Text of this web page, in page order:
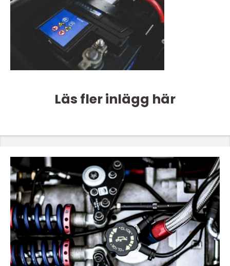
Läs fler inlägg här